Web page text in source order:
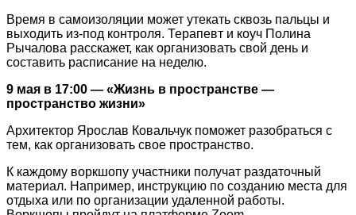
Время в самоизоляции может утекать сквозь пальцы и
выходить из-под контроля. Терапевт и коуч Полина
Рычалова расскажет, как организовать свой день и
составить расписание на неделю.
9 мая в 17:00 — «Жизнь в пространстве —
пространство жизни»
Архитектор Ярослав Ковальчук поможет разобраться с
тем, как организовать свое пространство.
К каждому воркшопу участники получат раздаточный
материал. Например, инструкцию по созданию места для
отдыха или по организации удаленной работы.